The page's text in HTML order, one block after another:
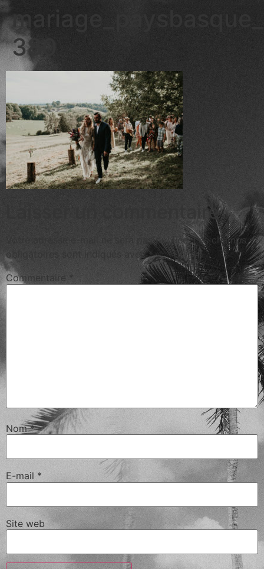
380
Laisser un commentaire
Votre adresse e-mail ne sera pas publiée. Les champs
obligatoires sont indiqués avec*
Commentaire *
Nom*
E-mail *
Site web